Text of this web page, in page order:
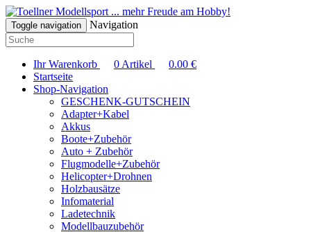
... mehr Freude am Hobby!
Toggle navigation Navigation
Ihr Warenkorb 0 Artikel 0.00 €
Startseite
Shop-Navigation
GESCHENK-GUTSCHEIN
Adapter+Kabel
Akkus
Boote+Zubehör
Auto + Zubehör
Flugmodelle+Zubehör
Helicopter+Drohnen
Holzbausätze
Infomaterial
Ladetechnik
Modellbauzubehör